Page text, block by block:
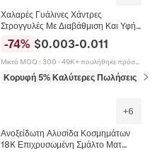
Χαλαρές Γυάλινες Χάντρες
Στρογγυλές Με Διαβάθμιση Και Υφή
Κρακλέ Για Κατασκευή Κοσμημάτων
DIY Βραχιόλι Αξεσουάρ Πολύχρωμα
-74% $0.003-0.011
Μικτό MOQ : 300 · 49K+ πουλήθηκε πρόσφατα
Κορυφή 5% Καλύτερες Πωλήσεις σε
+6
Ανοξείδωτη Αλυσίδα Κοσμημάτων
18K Επιχρυσωμένη Σμάλτο Ματ